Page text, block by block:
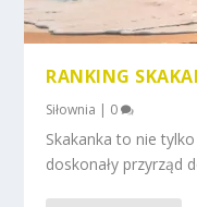
RANKING
Siłownia | 0
Skakanka to nie
doskonały przyrząd